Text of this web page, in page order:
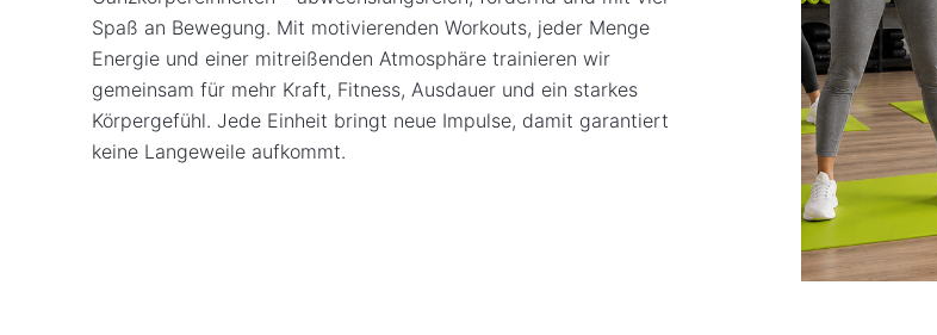
Spaß an Bewegung. Mit motivierenden Workouts, jeder Menge
Energie und einer mitreißenden Atmosphäre trainieren wir
gemeinsam für mehr Kraft, Fitness, Ausdauer und ein starkes
Körpergefühl. Jede Einheit bringt neue Impulse, damit garantiert
keine Langeweile aufkommt.